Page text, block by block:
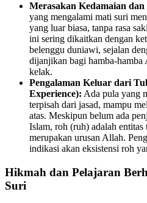
Merasakan Kedamaian
yang mengalami mati suri
yang luar biasa, tanpa rasa
ini sering dikaitkan dengan
belenggu duniawi, sejalan
dijanjikan bagi hamba-
kelak.
Pengalaman Keluar dari
Experience): Ada pula yang
terpisah dari jasad, mampu
atas. Meskipun belum ada
Islam, roh (ruh) adalah entitas
merupakan urusan Allah.
indikasi akan eksistensi roh
Hikmah dan Pelajaran
Suri